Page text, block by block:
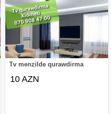
Tv menzilde qurawdirma
10 AZN